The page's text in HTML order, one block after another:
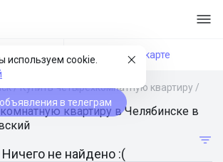
используем cookie.
в телеграм
На карте
/Купить четырехкомнатную квартиру /
квартиру в Челябинске в
Ничего не найдено :(